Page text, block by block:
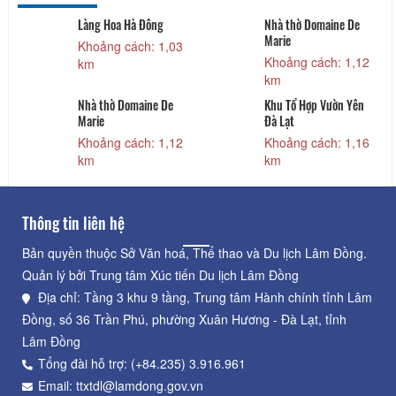
Làng Hoa Hà Đông
Khoảng cách: 1,03
km
Nhà thờ Domaine De
Marie
Khoảng cách: 1,12
km
Nhà thờ Domaine De
Marie
Khoảng cách: 1,12
km
Khu Tổ Hợp Vườn Yên
Đà Lạt
Khoảng cách: 1,16
km
Thông tin liên hệ
Bản quyền thuộc Sở Văn hoá, Thể thao và Du lịch Lâm Đồng.
Quản lý bởi Trung tâm Xúc tiến Du lịch Lâm Đồng
Địa chỉ: Tầng 3 khu 9 tầng, Trung tâm Hành chính tỉnh Lâm
Đồng, số 36 Trần Phú, phường Xuân Hương - Đà Lạt, tỉnh
Lâm Đồng
Tổng đài hỗ trợ: (+84.235) 3.916.961
Email: ttxtdl@lamdong.gov.vn